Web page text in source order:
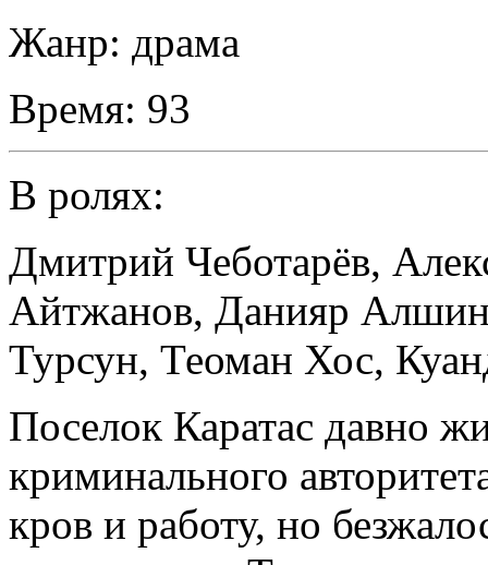
Жанр: драма
Время: 93
В ролях:
Дмитрий Чеботарёв,
Айтжанов, Данияр
Турсун, Теоман Хос,
Поселок Каратас давно
криминального
кров и работу, но